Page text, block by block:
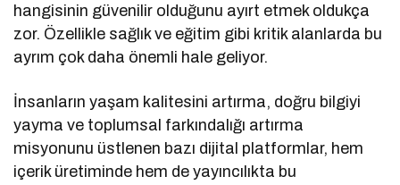
hangisinin güvenilir olduğunu ayırt etmek oldukça
zor. Özellikle sağlık ve eğitim gibi kritik alanlarda bu
ayrım çok daha önemli hale geliyor.
İnsanların yaşam kalitesini artırma, doğru bilgiyi
yayma ve toplumsal farkındalığı artırma
misyonunu üstlenen bazı dijital platformlar, hem
içerik üretiminde hem de yayıncılıkta bu